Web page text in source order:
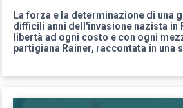
La forza e la determinazione di una
difficili anni dell'invasione nazista in
libertà ad ogni costo e con ogni
partigiana Rainer, raccontata in una